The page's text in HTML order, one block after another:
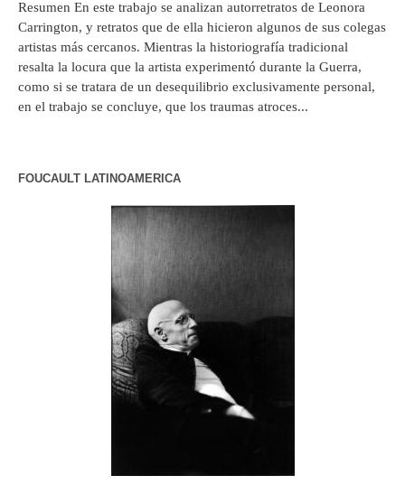
Resumen En este trabajo se analizan autorretratos de Leonora
Carrington, y retratos que de ella hicieron algunos de sus colegas
artistas más cercanos. Mientras la historiografía tradicional
resalta la locura que la artista experimentó durante la Guerra,
como si se tratara de un desequilibrio exclusivamente personal,
en el trabajo se concluye, que los traumas atroces...
FOUCAULT LATINOAMERICA